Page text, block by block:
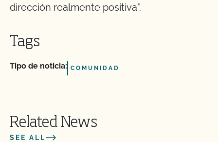
dirección realmente positiva".
Tags
Tipo de noticia: COMUNIDAD
Related News
SEE ALL